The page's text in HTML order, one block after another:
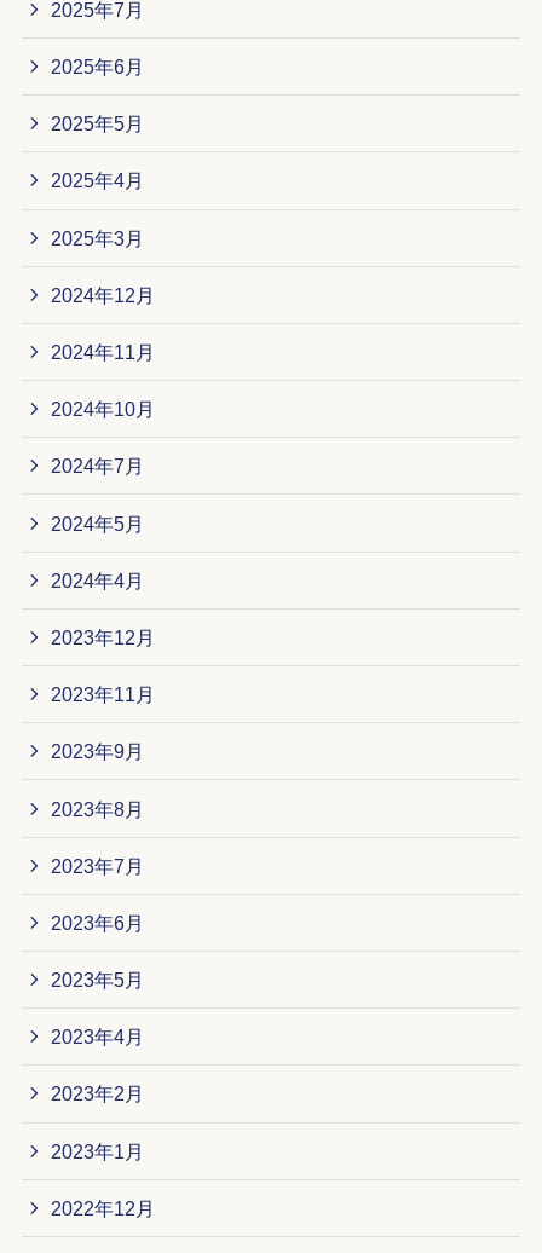
2025年7月
2025年6月
2025年5月
2025年4月
2025年3月
2024年12月
2024年11月
2024年10月
2024年7月
2024年5月
2024年4月
2023年12月
2023年11月
2023年9月
2023年8月
2023年7月
2023年6月
2023年5月
2023年4月
2023年2月
2023年1月
2022年12月